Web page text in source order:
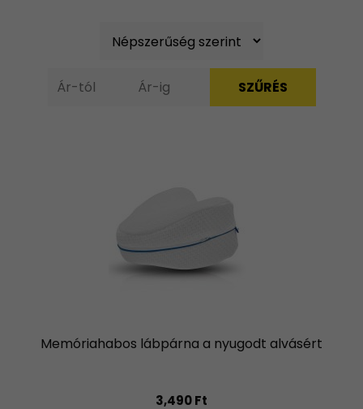
Memóriahabos lábpárna a nyugodt alvásért
3,490 Ft